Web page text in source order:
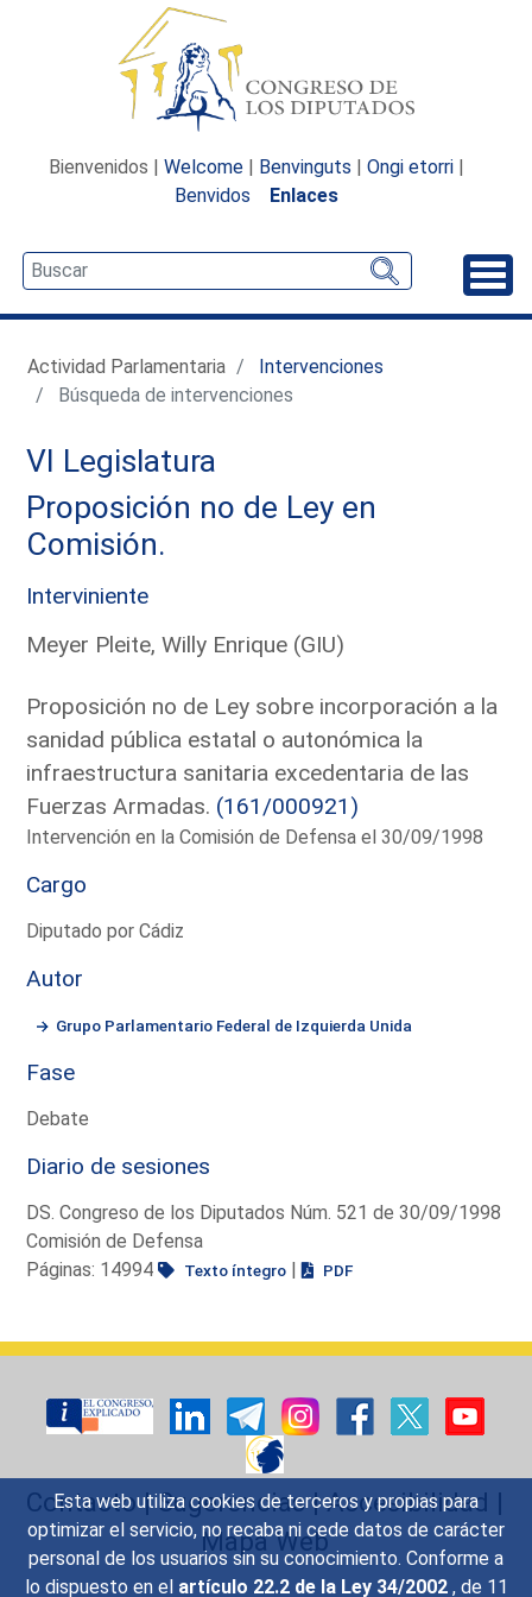
Esta web utiliza cookies de terceros y propias para
optimizar el servicio, no recaba ni cede datos de carácter
personal de los usuarios sin su conocimiento. Conforme a
lo dispuesto en el artículo 22.2 de la Ley 34/2002 , de 11
Bienvenidos | Welcome | Benvinguts | Ongi etorri |
Benvidos
Enlaces
Actividad Parlamentaria
Intervenciones
Búsqueda de intervenciones
VI Legislatura
Proposición no de Ley en
Comisión.
Interviniente
Meyer Pleite, Willy Enrique (GIU)
Proposición no de Ley sobre incorporación a la
sanidad pública estatal o autonómica la
infraestructura sanitaria excedentaria de las
Fuerzas Armadas. (161/000921)
Intervención en la Comisión de Defensa el 30/09/1998
Cargo
Diputado por Cádiz
Autor
Grupo Parlamentario Federal de Izquierda Unida
Fase
Debate
Diario de sesiones
DS. Congreso de los Diputados Núm. 521 de 30/09/1998
Comisión de Defensa
Páginas: 14994
Texto íntegro | PDF
Contacto|Sugerencias|Accesibilidad |
Mapa Web